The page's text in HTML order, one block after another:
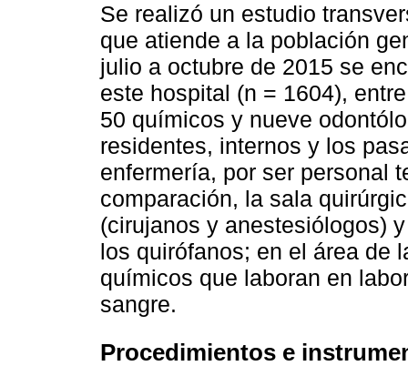
Se realizó un estudio
que atiende a la población
julio a octubre de 2015 se
este hospital (n = 1604),
50 químicos y nueve
residentes, internos y los
enfermería, por ser personal
comparación, la sala
(cirujanos y anestesiólogos)
los quirófanos; en el área de
químicos que laboran en
sangre.
Procedimientos e